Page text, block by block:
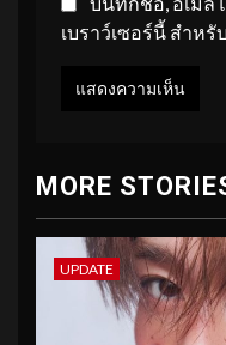
เบราว์เซอร์นี้ สำห
MORE
UPDATE